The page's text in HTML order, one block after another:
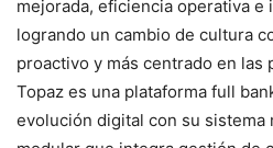
mejorada, eficiencia operativa e
logrando un cambio de cultura
proactivo y más centrado en las
Topaz es una plataforma full
evolución digital con su sistema